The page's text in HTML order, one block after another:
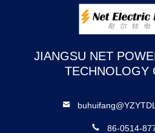
JIANGSU NET
TECHNOLOGY
86-0514-